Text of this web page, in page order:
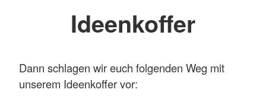
Ideenkoffer
Dann schlagen wir euch folgenden Weg mit
unserem Ideenkoffer vor: